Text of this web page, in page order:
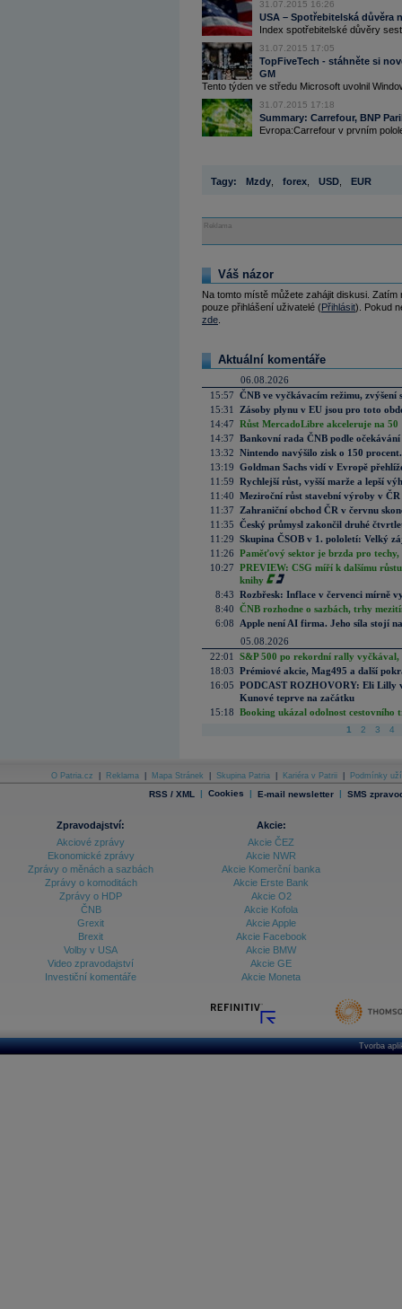
31.07.2015 16:26
USA – Spotřebitelská důvěra
Index spotřebitelské důvěry
31.07.2015 17:05
TopFiveTech - stáhněte si
GM
Tento týden ve středu Microsoft uvolnil
31.07.2015 17:18
Summary: Carrefour, BNP
Evropa:Carrefour v prvním
Tagy: Mzdy forex USD EUR
Reklama
Váš názor
Na tomto místě můžete zahájit diskusi.
pouze přihlášení uživatelé (Přihlásit). Pokud
zde
Aktuální komentáře
06.08.2026
15:57 ČNB ve vyčkávacím režimu, zvýšení
15:31
Zásoby plynu v EU jsou pro toto
14:47 Růst MercadoLibre akceleruje na
14:37 Bankovní rada ČNB podle
13:32 Nintendo navýšilo zisk o 150
13:19 Goldman Sachs vidí v Evropě
11:59 Rychlejší růst, vyšší marže a lepší
11:40 Meziroční růst stavební výroby v
11:37
Zahraniční obchod ČR v červnu
11:35 Český průmysl zakončil druhé
11:29 Skupina ČSOB v 1. pololetí: Velký
11:26 Paměťový sektor je brzda pro techy,
10:27 PREVIEW: CSG míří k dalšímu
knihy
8:43 Rozbřesk: Inflace v červenci mírně
8:40 ČNB rozhodne o sazbách, trhy
6:08
Apple není AI firma. Jeho síla stojí
05.08.2026
22:01
S&P 500 po rekordní rally vyčkával,
18:03 Prémiové akcie, Mag495 a další
16:05 PODCAST ROZHOVORY: Eli Lilly
Kunové teprve na začátku
15:18 Booking ukázal odolnost cestovního
1 2 3 4
O Patria.cz Reklama Mapa Stránek Skupina Patria Kariéra v Patrii Podmínky
RSS / XML | Cookies | E-mail newsletter | SMS
Zpravodajství:
Akciové zprávy
Ekonomické zprávy
Zprávy o měnách a sazbách
Zprávy o komoditách
Zprávy o HDP
ČNB
Grexit
Brexit
Volby v USA
Video zpravodajství
Investiční komentáře
Akcie:
Akcie ČEZ
Akcie NWR
Akcie Komerční banka
Akcie Erste Bank
Akcie O2
Akcie Kofola
Akcie Apple
Akcie Facebook
Akcie BMW
Akcie GE
Akcie Moneta
Tvorba